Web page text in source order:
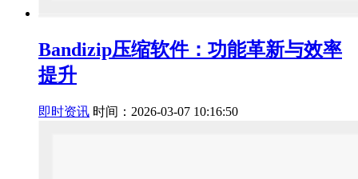
Bandizip压缩软件：功能革新与效率
提升
即时资讯 时间：2026-03-07 10:16:50